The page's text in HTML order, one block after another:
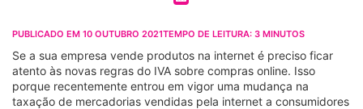
PUBLICADO EM 10 OUTUBRO 2021TEMPO DE LEITURA: 3 MINUTOS
Se a sua empresa vende produtos na internet é preciso ficar
atento às novas regras do IVA sobre compras online. Isso
porque recentemente entrou em vigor uma mudança na
taxação de mercadorias vendidas pela internet a consumidores